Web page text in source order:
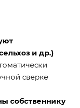
и др.)
сверке
собственнику